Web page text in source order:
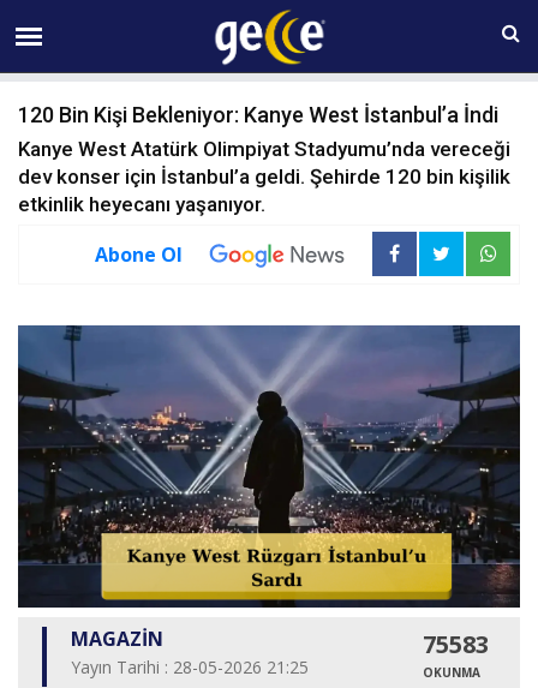
10 AĞUSTOS Pazartesi 23:56
120 Bin Kişi Bekleniyor: Kanye West İstanbul’a İndi
Kanye West Atatürk Olimpiyat Stadyumu’nda vereceği
dev konser için İstanbul’a geldi. Şehirde 120 bin kişilik
etkinlik heyecanı yaşanıyor.
Abone Ol
MAGAZİN
Yayın Tarihi : 28-05-2026 21:25
75583
OKUNMA